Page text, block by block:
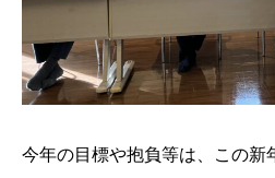
今年の目標や抱負等は、この新